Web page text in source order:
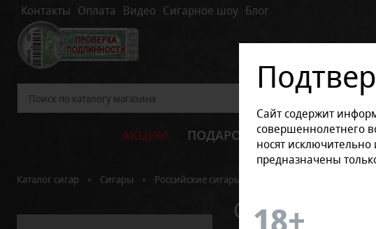
Контакты Оплата Видео Сигарное шоу Блог
АКЦИИ ПОДАРОЧНЫЕ НАБОРЫ🎁
Каталог сигар Сигары Российские сигары
Сайт содержит
совершеннолетнего
носят
предназначены
Сигары Pelo de